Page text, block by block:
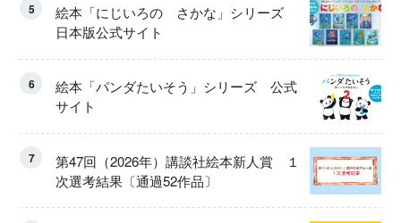
5
絵本「にじいろの さかな」シリーズ
日本版公式サイト
6
絵本「パンダたいそう」シリーズ 公式
サイト
7
第47回（2026年）講談社絵本新人賞 １
次選考結果〔通過52作品〕